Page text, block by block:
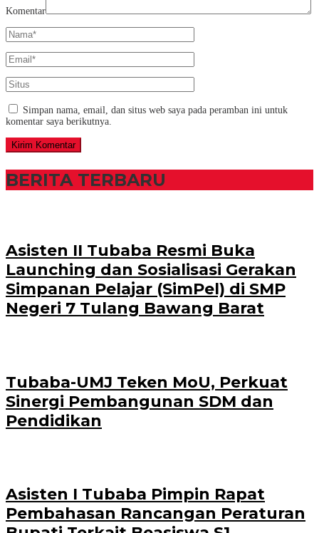
Komentar
Simpan nama, email, dan situs web saya pada peramban ini untuk
komentar saya berikutnya.
BERITA TERBARU
Asisten II Tubaba Resmi Buka
Launching dan Sosialisasi Gerakan
Simpanan Pelajar (SimPel) di SMP
Negeri 7 Tulang Bawang Barat
Tubaba-UMJ Teken MoU, Perkuat
Sinergi Pembangunan SDM dan
Pendidikan
Asisten I Tubaba Pimpin Rapat
Pembahasan Rancangan Peraturan